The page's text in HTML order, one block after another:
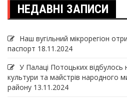
НЕДАВНІ ЗАПИСИ
Наш вугільний мікрорегіон
паспорт 18.11.2024
У Палаці Потоцьких відбулось
культури та майстрів народного
району 13.11.2024